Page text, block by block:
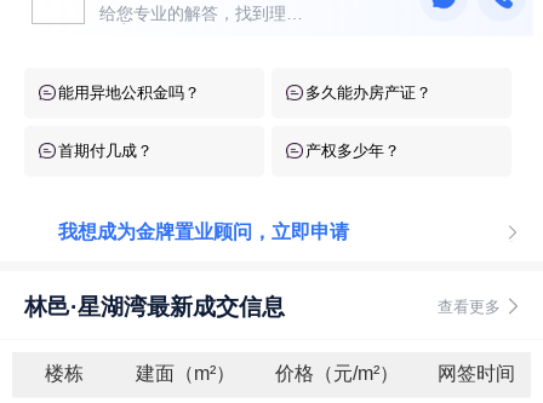
给您专业的解答，找到理想
能用异地公积金吗？ 多久能办房产证？
首期付几成？ 产权多少年？
我想成为金牌置业顾问，立即申请
林邑·星湖湾最新成交信息 查看更多
楼栋 建面（m²） 价格（元/m²） 网签时间